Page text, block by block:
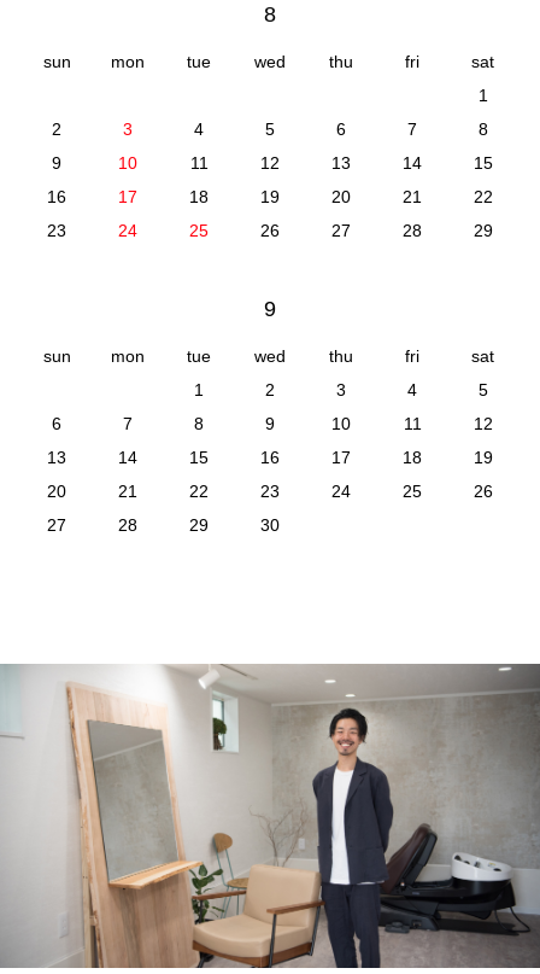
8
sun mon tue wed thu fri
sat
1
2
3 4 5 6 7
8
9
10 11 12 13 14
15
16
17 18 19 20 21
22
23
24 25 26 27 28 29
9
sun mon tue wed thu fri
sat
1
2 3 4
5
6
7 8 9 10 11
12
13
14 15 16 17 18
19
20
21 22 23 24 25
26
27
28 29 30